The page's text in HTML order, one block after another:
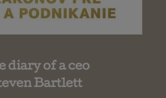
diary of a ceo
Bartlett